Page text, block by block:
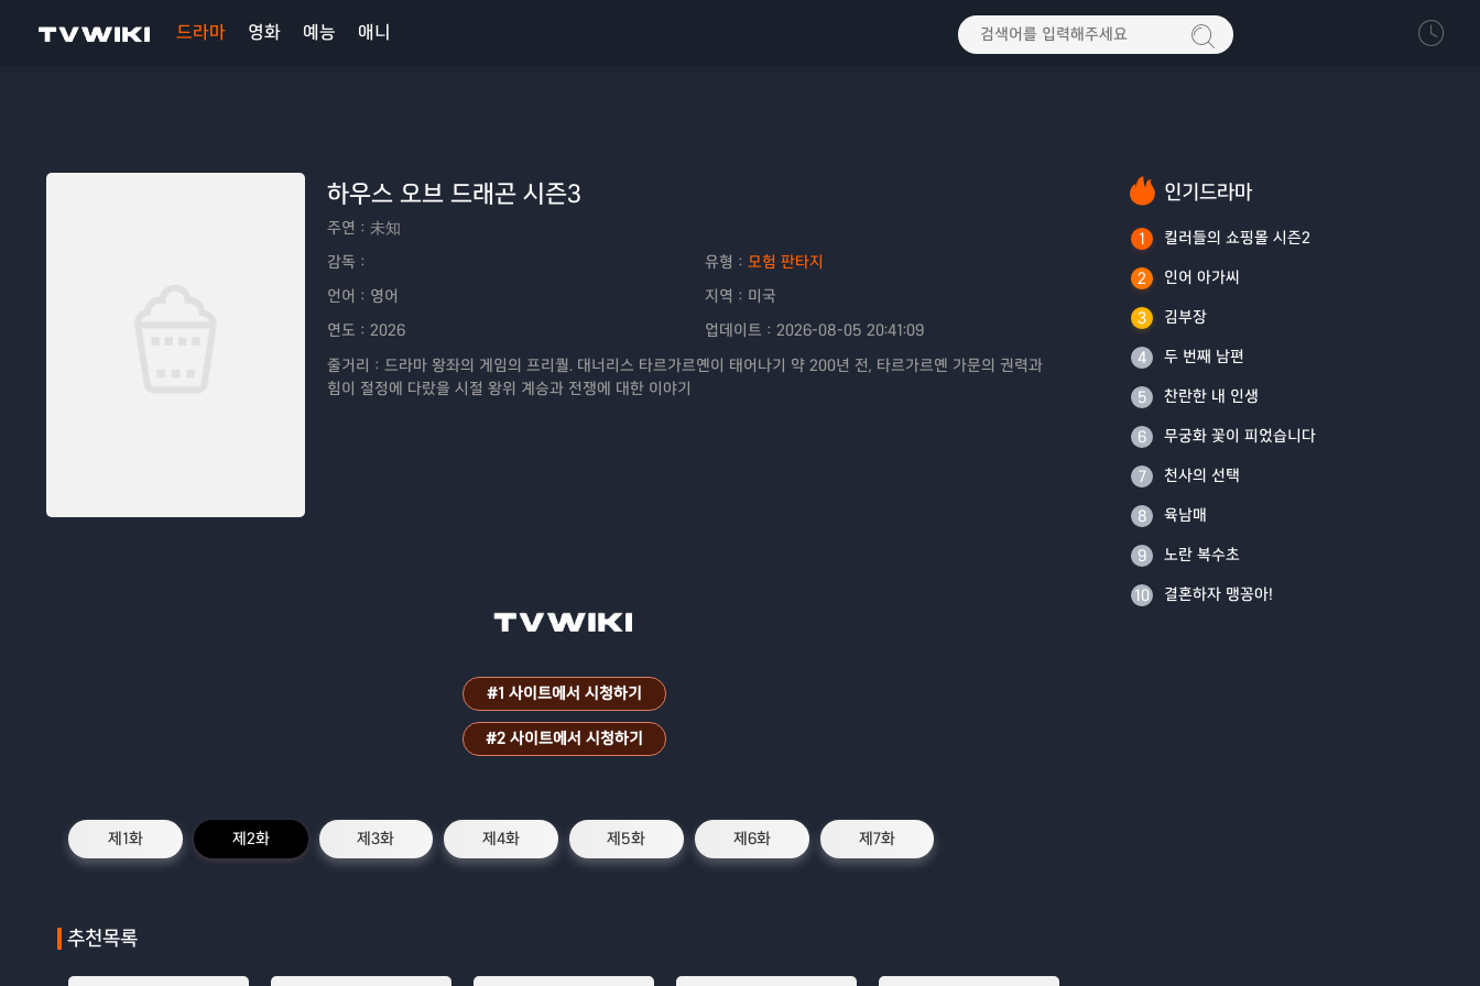
드라마 영화 예능 애니
하우스 오브 드래곤 시즌3
주연： 未知
감독：
유형： 모험 판타지
언어： 영어 지역： 미국
연도： 2026 업데이트： 2026-08-05 20:41:09
줄거리： 드라마 왕좌의 게임의 프리퀄. 대너리스 타르가르옌이 태어나기 약 200년 전, 타르가르옌 가문의 권력과
힘이 절정에 다랐을 시절 왕위 계승과 전쟁에 대한 이야기
#1 사이트에서 시청하기
#2 사이트에서 시청하기
제1화 제2화 제3화 제4화 제5화 제6화 제7화
추천목록
인기드라마
1 킬러들의 쇼핑몰 시즌2
2 인어 아가씨
3 김부장
4 두 번째 남편
5 찬란한 내 인생
6 무궁화 꽃이 피었습니다
7 천사의 선택
8 육남매
9 노란 복수초
10 결혼하자 맹꽁아!